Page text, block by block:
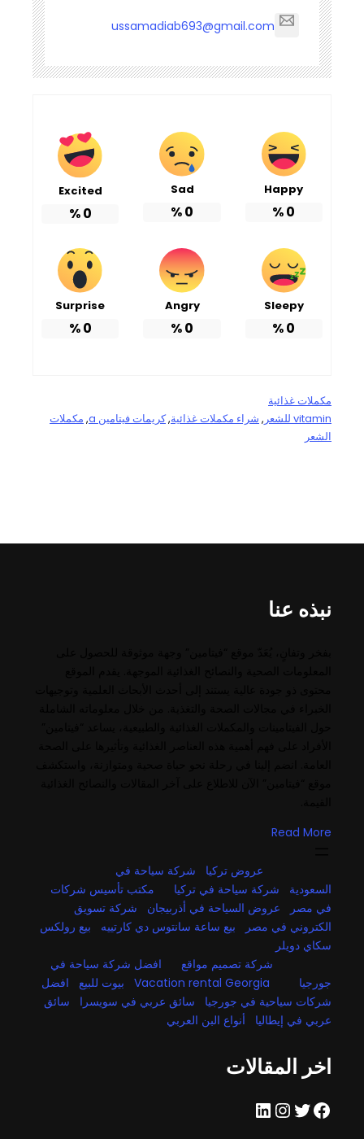
ussamadiab693@gmail.com
Happy
0
%
Sad
0
%
Excited
0
%
Sleepy
0
%
Angry
0
%
Surprise
0
%
مكملات غذائية
vitamin للشعر
, شراء مكملات غذائية, كريمات فيتامين a , مكملات
الشعر
نبذه عنا
Read More
عروض تركيا
شركة سياحة في
السعودية
شركة سياحة في تركيا
مكتب تأسيس شركات
في مصر
عروض السياحة في أذربيجان
شركة تسويق
الكتروني في مصر
بيع ساعة سانتوس دي كارتييه
بيع رولكس
سكاي دويلر
شركة تصميم مواقع
افضل شركة سياحة في
جورجيا
Vacation rental Georgia بيوت للبيع
افضل
شركات سياحية في جورجيا
سائق عربي في سويسرا
سائق
عربي في إيطاليا
أنواع البن العربي
اخر المقالات
فيسبوك تويتر إنستجرام لينكد إن